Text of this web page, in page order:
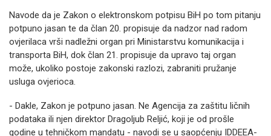
Navode da je Zakon o elektronskom potpisu BiH po tom pitanju
potpuno jasan te da član 20. propisuje da nadzor nad radom
ovjerilaca vrši nadležni organ pri Ministarstvu komunikacija i
transporta BiH, dok član 21. propisuje da upravo taj organ
može, ukoliko postoje zakonski razlozi, zabraniti pružanje
usluga ovjerioca.
- Dakle, Zakon je potpuno jasan. Ne Agencija za zaštitu ličnih
podataka ili njen direktor Dragoljub Reljić, koji je od prošle
godine u tehničkom mandatu - navodi se u saopćenju IDDEEA-